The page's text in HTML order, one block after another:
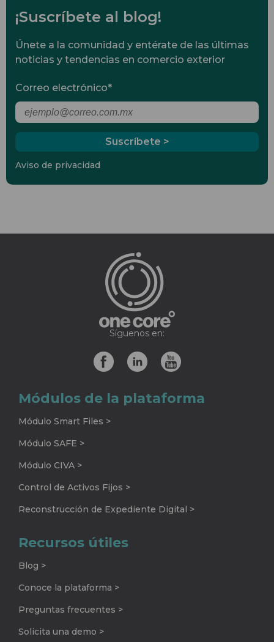
¡Suscríbete al blog!
Únete a la comunidad y entérate de las últimas
noticias y tendencias en comercio exterior
Correo electrónico*
Aviso de privacidad
Síguenos en:
Módulos de la plataforma
Módulo Smart Files >
Módulo SAFE >
Módulo CIVA >
Control de Activos Fijos >
Reconstrucción de Expediente Digital >
Recursos útiles
Blog >
Conoce la plataforma >
Preguntas frecuentes >
Solicita una demo >